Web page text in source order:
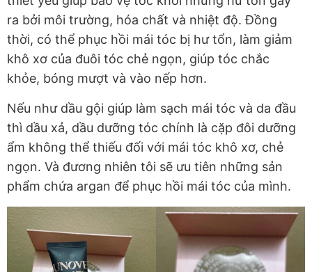
ra bởi môi trường, hóa chất và nhiệt độ. Đồng
thời, có thể phục hồi mái tóc bị hư tổn, làm giảm
khô xơ của đuôi tóc chẻ ngọn, giúp tóc chắc
khỏe, bóng mượt và vào nếp hơn.
Nếu như dầu gội giúp làm sạch mái tóc và da đầu
thì dầu xả, dầu dưỡng tóc chính là cặp đôi dưỡng
ẩm không thể thiếu đối với mái tóc khô xơ, chẻ
ngọn. Và đương nhiên tôi sẽ ưu tiên những sản
phẩm chứa argan để phục hồi mái tóc của mình.